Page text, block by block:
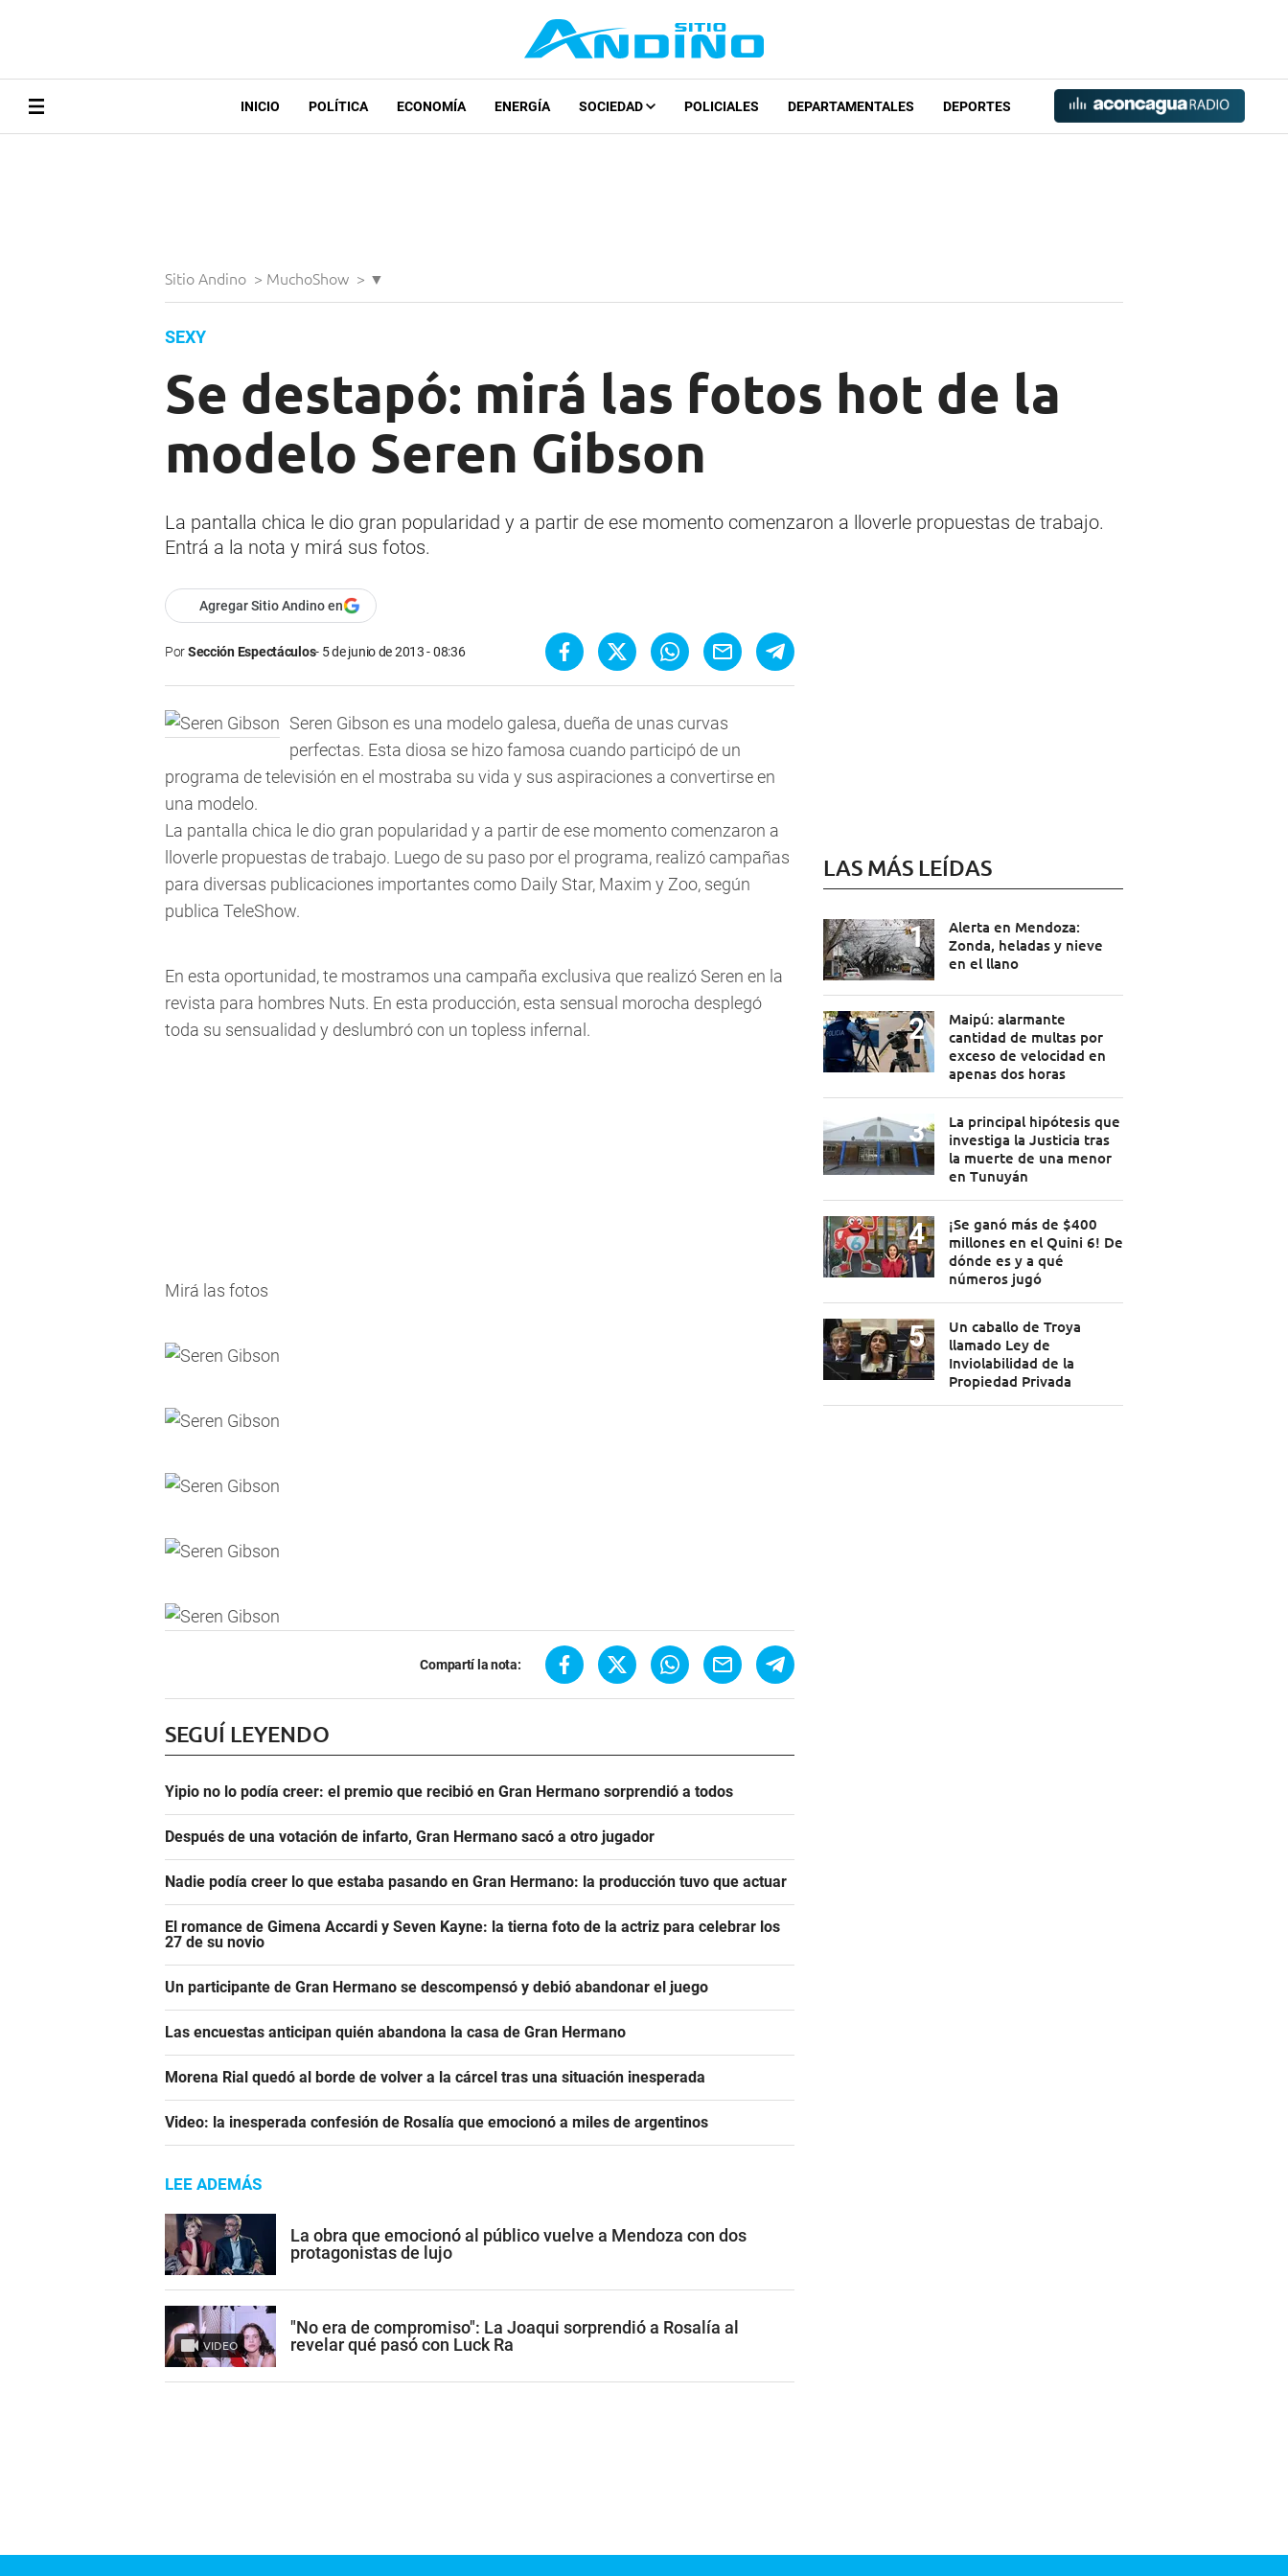
INICIO POLÍTICA ECONOMÍA ENERGÍA SOCIEDAD POLICIALES DEPARTAMENTALES DEPORTES
Sitio Andino > MuchoShow > ▼
SEXY
Se destapó: mirá las fotos hot de la
modelo Seren Gibson
La pantalla chica le dio gran popularidad y a partir de ese momento comenzaron a lloverle propuestas de trabajo.
Entrá a la nota y mirá sus fotos.
Agregar Sitio Andino en
PorSección Espectáculos 5 de junio de 2013 - 08:36
Seren Gibson es una modelo galesa, dueña de unas curvas
perfectas. Esta diosa se hizo famosa cuando participó de un
programa de televisión en el mostraba su vida y sus aspiraciones a convertirse en
una modelo.
La pantalla chica le dio gran popularidad y a partir de ese momento comenzaron a
lloverle propuestas de trabajo. Luego de su paso por el programa, realizó campañas
para diversas publicaciones importantes como Daily Star, Maxim y Zoo, según
publica TeleShow.
En esta oportunidad, te mostramos una campaña exclusiva que realizó Seren en la
revista para hombres Nuts. En esta producción, esta sensual morocha desplegó
toda su sensualidad y deslumbró con un topless infernal.
Mirá las fotos
Compartí la nota:
SEGUÍ LEYENDO
Yipio no lo podía creer: el premio que recibió en Gran Hermano sorprendió a todos
Después de una votación de infarto, Gran Hermano sacó a otro jugador
Nadie podía creer lo que estaba pasando en Gran Hermano: la producción tuvo que actuar
El romance de Gimena Accardi y Seven Kayne: la tierna foto de la actriz para celebrar los
27 de su novio
Un participante de Gran Hermano se descompensó y debió abandonar el juego
Las encuestas anticipan quién abandona la casa de Gran Hermano
Morena Rial quedó al borde de volver a la cárcel tras una situación inesperada
Video: la inesperada confesión de Rosalía que emocionó a miles de argentinos
LEE ADEMÁS
La obra que emocionó al público vuelve a Mendoza con dos
protagonistas de lujo
VIDEO
"No era de compromiso": La Joaqui sorprendió a Rosalía al
revelar qué pasó con Luck Ra
LAS MÁS LEÍDAS
Alerta en Mendoza:
Zonda, heladas y nieve
en el llano
Maipú: alarmante
cantidad de multas por
exceso de velocidad en
apenas dos horas
La principal hipótesis que
investiga la Justicia tras
la muerte de una menor
en Tunuyán
¡Se ganó más de $400
millones en el Quini 6! De
dónde es y a qué
números jugó
Un caballo de Troya
llamado Ley de
Inviolabilidad de la
Propiedad Privada